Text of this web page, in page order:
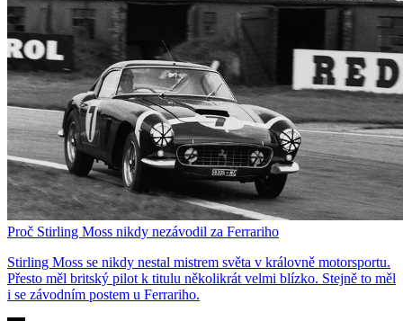
Proč Stirling Moss nikdy nezávodil za Ferrariho
Stirling Moss se nikdy nestal mistrem světa v královně motorsportu.
Přesto měl britský pilot k titulu několikrát velmi blízko. Stejně to měl
i se závodním postem u Ferrariho.